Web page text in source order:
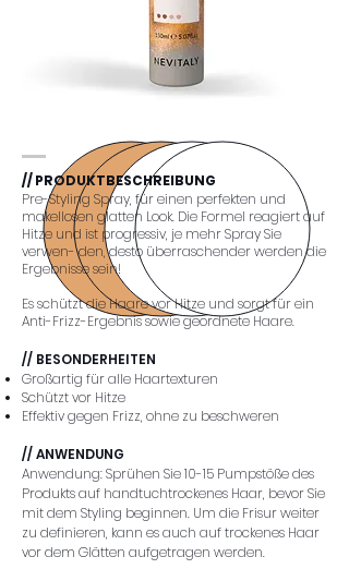
// PRODUKTBESCHREIBUNG
Pre-Styling Spray, für einen perfekten und
makellosen glatten Look. Die Formel reagiert auf
Hitze und ist progressiv, je mehr Spray Sie
verwen- den, desto überraschender werden die
Ergebnisse sein!
Es schützt die Haare vor Hitze und sorgt für ein
Anti-Frizz-Ergebnis sowie geordnete Haare.
// BESONDERHEITEN
Großartig für alle Haartexturen
Schützt vor Hitze
Effektiv gegen Frizz, ohne zu beschweren
// ANWENDUNG
Anwendung: Sprühen Sie 10-15 Pumpstöße des
Produkts auf handtuchtrockenes Haar, bevor Sie
mit dem Styling beginnen. Um die Frisur weiter
zu definieren, kann es auch auf trockenes Haar
vor dem Glätten aufgetragen werden.